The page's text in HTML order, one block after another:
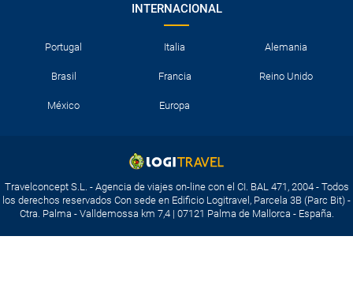
INTERNACIONAL
Portugal Italia Alemania
Brasil Francia Reino Unido
México Europa
Travelconcept S.L. - Agencia de viajes on-line con el CI. BAL 471, 2004 - Todos
los derechos reservados Con sede en Edificio Logitravel, Parcela 3B (Parc Bit) -
Ctra. Palma - Valldemossa km 7,4 | 07121 Palma de Mallorca - España.